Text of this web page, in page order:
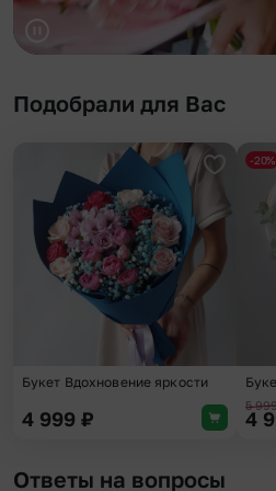
Подобрали для Вас
Букет Вдохновение яркости
4 999 ₽
-20%
5
4
Ответы на вопросы